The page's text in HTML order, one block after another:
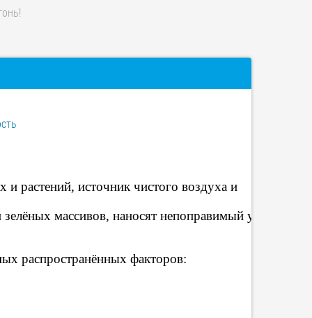
растений, источник чистого воздуха и
массивов, наносят непоправимый ущерб
распространённых факторов: